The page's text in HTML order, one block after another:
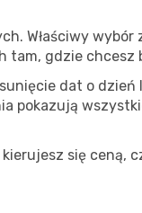
Właściwy wybór
tam, gdzie chcesz
dat o dzień
pokazują
się ceną,